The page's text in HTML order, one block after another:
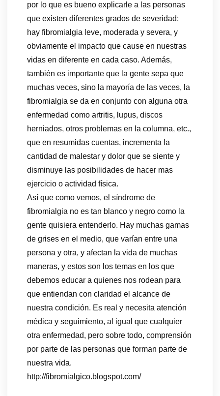
por lo que es bueno explicarle a las personas
que existen diferentes grados de severidad;
hay fibromialgia leve, moderada y severa, y
obviamente el impacto que cause en nuestras
vidas en diferente en cada caso. Además,
también es importante que la gente sepa que
muchas veces, sino la mayoría de las veces, la
fibromialgia se da en conjunto con alguna otra
enfermedad como artritis, lupus, discos
herniados, otros problemas en la columna, etc.,
que en resumidas cuentas, incrementa la
cantidad de malestar y dolor que se siente y
disminuye las posibilidades de hacer mas
ejercicio o actividad física.
Así que como vemos, el síndrome de
fibromialgia no es tan blanco y negro como la
gente quisiera entenderlo. Hay muchas gamas
de grises en el medio, que varían entre una
persona y otra, y afectan la vida de muchas
maneras, y estos son los temas en los que
debemos educar a quienes nos rodean para
que entiendan con claridad el alcance de
nuestra condición. Es real y necesita atención
médica y seguimiento, al igual que cualquier
otra enfermedad, pero sobre todo, comprensión
por parte de las personas que forman parte de
nuestra vida.
http://fibromialgico.blogspot.com/